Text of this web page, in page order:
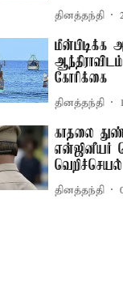
தினத்தந்தி
மீன்பிடிக்க
கோரிக்கை
தினத்தந்தி
காதலை
என்ஜினீயர்
வெறிச்செயல்
தினத்தந்தி